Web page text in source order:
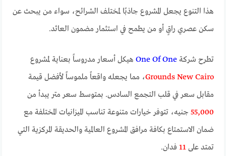
هذا التنوع يجعل المشروع جاذبًا لمختلف الشرائح، سواء من يبحث عن
سكن عصري راقٍ أو من يطمح في استثمار مضمون العائد.
تطرح شركةOne Of One هيكل أسعار مدروساً بعناية لمشروع
Grounds New Cairo، مما يجعله واقعاً ملموساً لأفضل قيمة
مقابل سعر في قلب التجمع السادس. بمتوسط سعر متر يبدأ من
55,000 جنيه، تتوفر خيارات متنوعة تناسب الميزانيات المختلفة مع
ضمان الاستمتاع بكافة مرافق المشروع العالمية والحديقة المركزية التي
تمتد على11 فدان.